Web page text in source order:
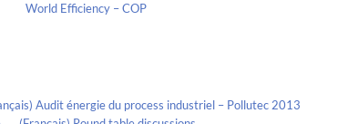
World Efficiency – COP
Audit énergie du process industriel – Pollutec 2013